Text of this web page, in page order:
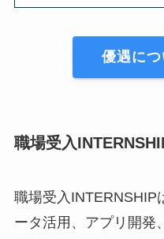
優遇に
職場受入
職場受入INTERNSHIP
ータ活用、アプリ開発